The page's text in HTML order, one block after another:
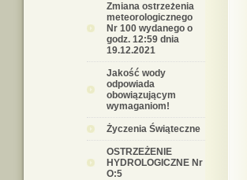
Zmiana ostrzeżenia
meteorologicznego
Nr 100 wydanego o
godz. 12:59 dnia
19.12.2021
Jakość wody
odpowiada
obowiązującym
wymaganiom!
Życzenia Świąteczne
OSTRZEŻENIE
HYDROLOGICZNE Nr
O:5